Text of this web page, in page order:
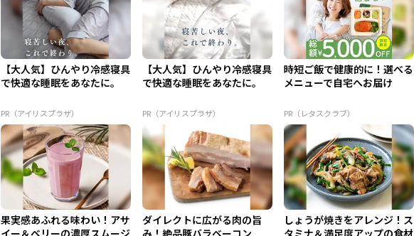
【大人気】ひんやり冷感寝具
で快適な睡眠をあなたに。
PR（アイリスプラザ）
【大人気】ひんやり冷感寝具
で快適な睡眠をあなたに。
PR（アイリスプラザ）
時短ご飯で健康的に！選べる
メニューで自宅へお届け
PR（レタスクラブ）
果実感あふれる味わい！アサ
ダイレクトに広がる肉の旨
しょうが焼きをアレンジ！ス